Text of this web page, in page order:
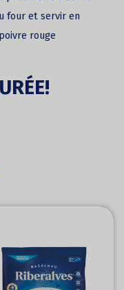
four et servir en
rouge